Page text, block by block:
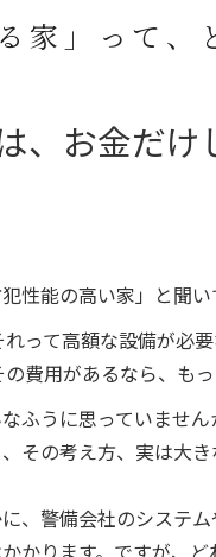
家」って、
お金だけ
犯性能の高い家」と聞い
れって高額な設備が必
の費用があるなら、も
ふうに思っていません
その考え方、実は大き
、警備会社のシステ